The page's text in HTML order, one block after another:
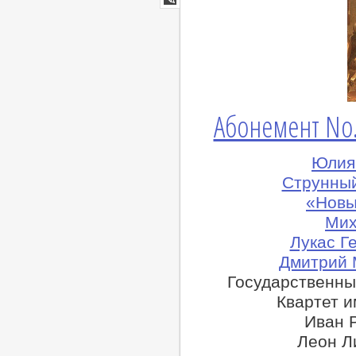
Абонемент
Юлия
Лукас
Дмитрий
Квартет
Иван
Леон
lj